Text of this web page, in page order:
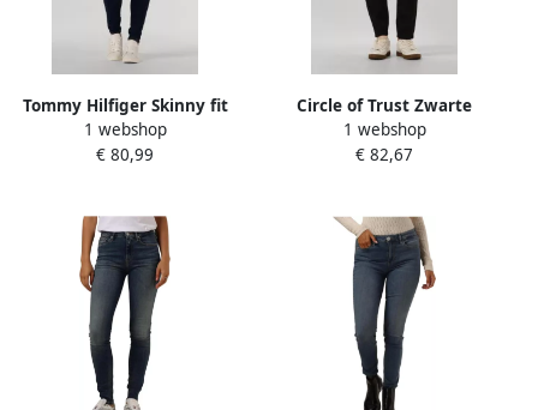
Tommy Hilfiger Skinny fit
jeans COMO Skinny RW ACE
met logo-badge en
1 webshop
€ 80,99
Circle of Trust Zwarte
Skinny Jeans Chloe Dnm
Black Dames
1 webshop
€ 82,67